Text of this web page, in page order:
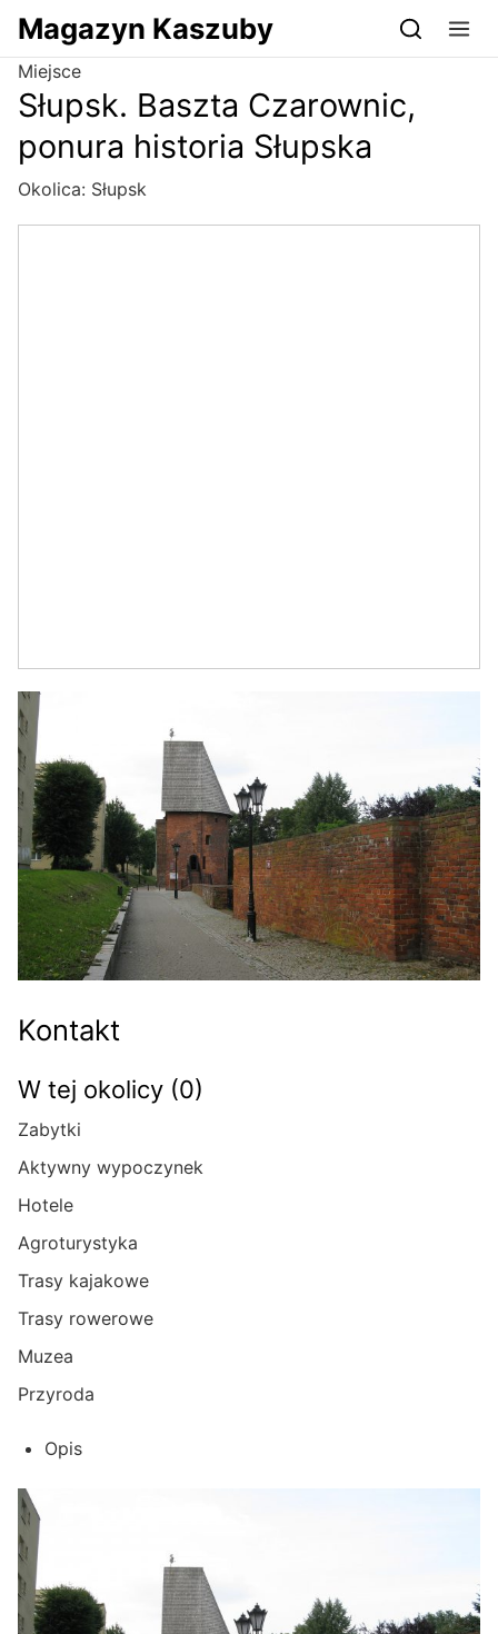
Przejdź do serwisu magazynkaszuby.pl
Magazyn Kaszuby
Miejsce
Słupsk. Baszta Czarownic,
ponura historia Słupska
Okolica: Słupsk
Kontakt
W tej okolicy (0)
Zabytki
Aktywny wypoczynek
Hotele
Agroturystyka
Trasy kajakowe
Trasy rowerowe
Muzea
Przyroda
Opis